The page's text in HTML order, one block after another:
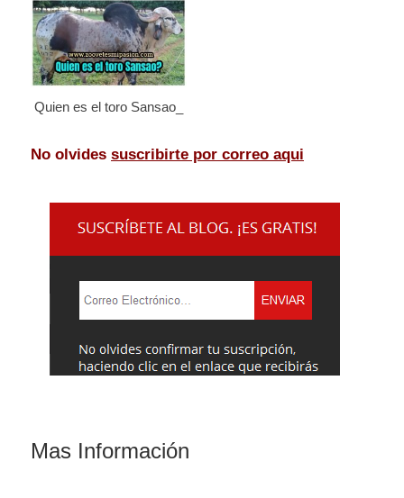
Quien es el toro Sansao_
No olvides suscribirte por correo aqui
Mas Información